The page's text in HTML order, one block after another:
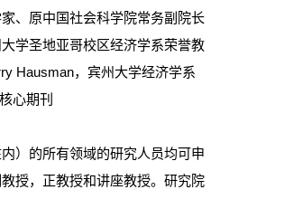
、原中国社会科学院常务副院长
学圣地亚哥校区经济学系荣誉教
Hausman，宾州大学经济学系
心期刊
）的所有领域的研究人员均可申
授，正教授和讲座教授。研究院